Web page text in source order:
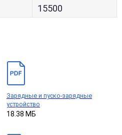
15500
Зарядные и пуско-зарядные
устройство
18.38 МБ